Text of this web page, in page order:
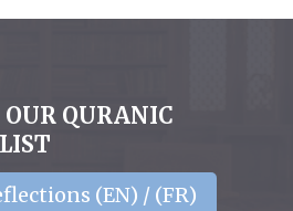
OUR QURANIC
(EN) / (FR)